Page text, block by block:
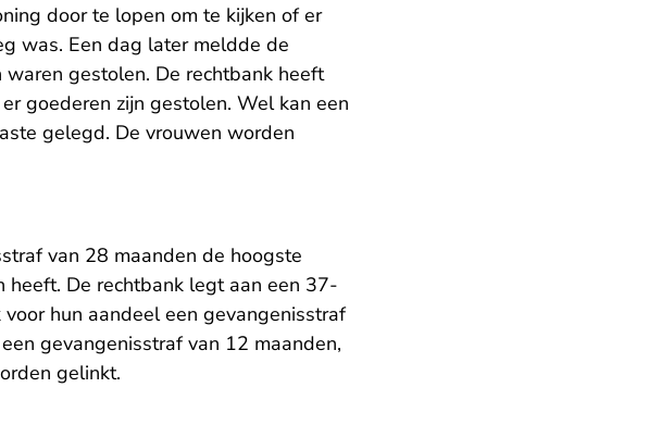
door te lopen om te kijken of er
was. Een dag later meldde de
gestolen. De rechtbank heeft
goederen zijn gestolen. Wel kan een
gelegd. De vrouwen worden
van 28 maanden de hoogste
heeft. De rechtbank legt aan een 37-
hun aandeel een gevangenisstraf
gevangenisstraf van 12 maanden,
gelinkt.